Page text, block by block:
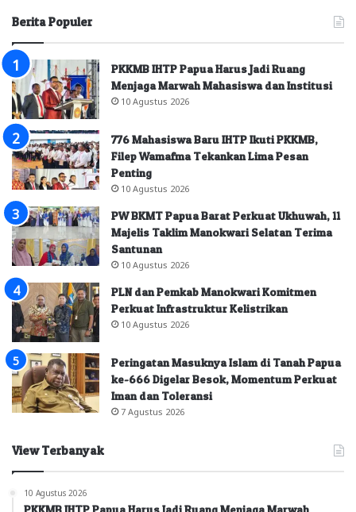
Berita Populer
PKKMB IHTP Papua Harus Jadi Ruang
Menjaga Marwah Mahasiswa dan Institusi
10 Agustus 2026
776 Mahasiswa Baru IHTP Ikuti PKKMB,
Filep Wamafma Tekankan Lima Pesan
Penting
10 Agustus 2026
PW BKMT Papua Barat Perkuat Ukhuwah, 11
Majelis Taklim Manokwari Selatan Terima
Santunan
10 Agustus 2026
PLN dan Pemkab Manokwari Komitmen
Perkuat Infrastruktur Kelistrikan
10 Agustus 2026
Peringatan Masuknya Islam di Tanah Papua
ke-666 Digelar Besok, Momentum Perkuat
Iman dan Toleransi
7 Agustus 2026
View Terbanyak
10 Agustus 2026